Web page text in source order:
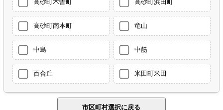
高砂町木曽町 高砂町浜田町
高砂町南本町 竜山
中島 中筋
百合丘 米田町米田